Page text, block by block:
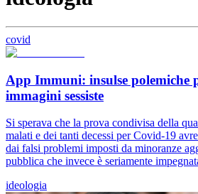
covid
App Immuni: insulse polemiche
immagini sessiste
Si sperava che la prova condivisa della
malati e dei tanti decessi per Covid-19
dai falsi problemi imposti da minoranze
pubblica che invece è seriamente
ideologia